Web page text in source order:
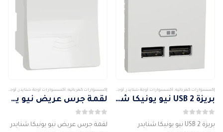
إكسسوارات كهربائيه, أكسسوارات أوجة شنايدر , أوجة وأكسسواراتها ,شنايدر
بريزة USB 2 نيو يونيكا شنايدر
من 5
بريزة USB 2 نيو يونيكا شنايدر
إكسسوارات كهربائيه, أكسسوارات أوجة شنايدر , أوجة وأكسسواراتها
لقمة جرس عريض نيو يونيكا شنايدر
لقمة جرس عريض نيو يونيكا شنايدر